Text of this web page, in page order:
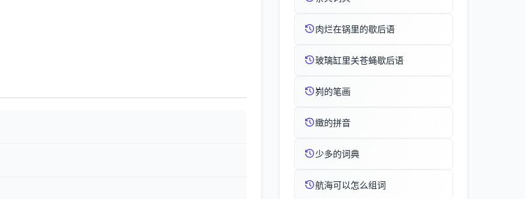
肉烂在锅里的歇后语
玻璃缸里关苍蝇歇后语
峛的笔画
緻的拼音
少多的词典
航海可以怎么组词